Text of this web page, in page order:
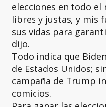
elecciones en todo el
libres y justas, y mis
sus vidas para
dijo.
Todo indica que
de Estados Unidos;
campaña de Trump
comicios.